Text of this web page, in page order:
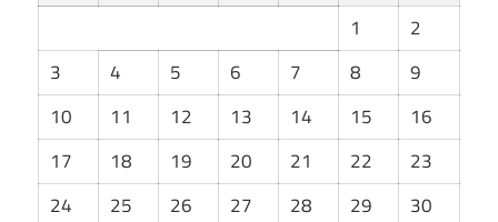
1
2
3
4 5 6 7 8
9
10
11 12 13 14 15
16
17
18 19 20 21 22
23
24
25 26 27 28 29
30